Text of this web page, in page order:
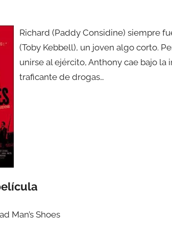
Richard (Paddy Considine) siempre
(Toby Kebbell), un joven algo corto.
unirse al ejército, Anthony cae bajo la
traficante de drogas…
Man’s Shoes